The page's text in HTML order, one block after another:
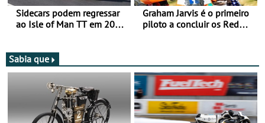
Sidecars podem regressar
ao Isle of Man TT em 2027
Graham Jarvis é o primeiro
piloto a concluir os Red
Sabia que